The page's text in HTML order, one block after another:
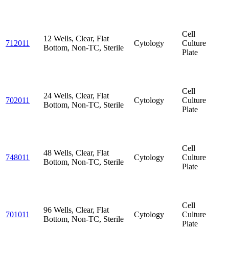
712011
12 Wells, Clear, Flat
Bottom, Non-TC, Sterile
Cytology
Cell
Culture
Plate
702011
24 Wells, Clear, Flat
Bottom, Non-TC, Sterile
Cytology
Cell
Culture
Plate
748011
48 Wells, Clear, Flat
Bottom, Non-TC, Sterile
Cytology
Cell
Culture
Plate
701011
96 Wells, Clear, Flat
Bottom, Non-TC, Sterile
Cytology
Cell
Culture
Plate